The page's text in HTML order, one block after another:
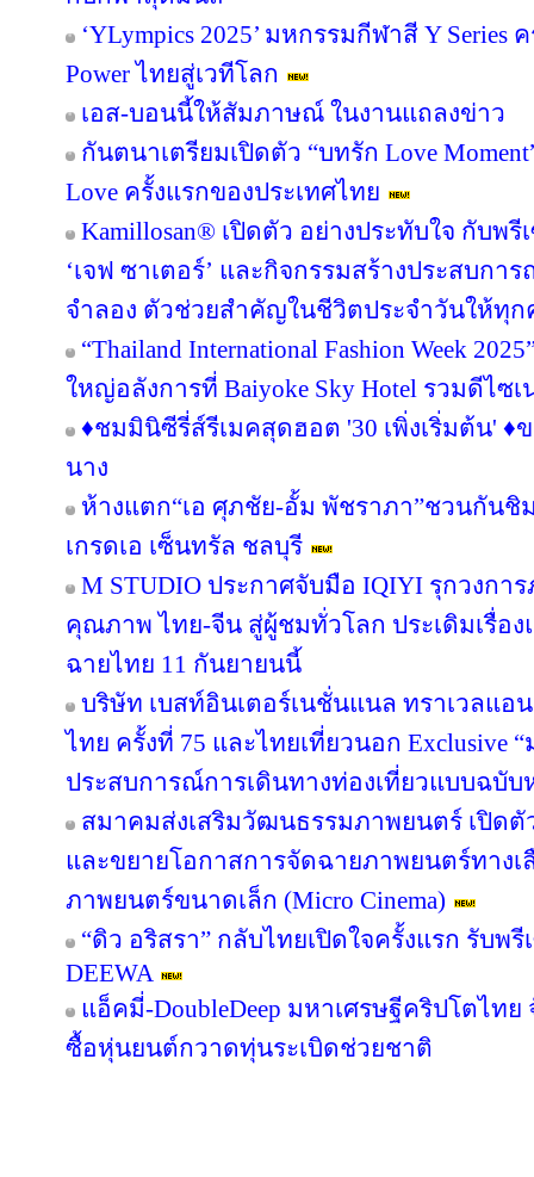
‘YLympics 2025’ มหกรรมกีฬาสี Y
Power ไทยสู่เวทีโลก
เอส-บอนนี้ให้สัมภาษณ์ ในงานแถลงข่าว
กันตนาเตรียมเปิดตัว “บทรัก Love
Love ครั้งแรกของประเทศไทย
Kamillosan® เปิดตัว อย่างประทับใจ กับพ
‘เจฟ ซาเตอร์’ และกิจกรรมสร้างประสบก
จำลอง ตัวช่วยสำคัญในชีวิตประจำวันให้ทุ
“Thailand International Fashion Week
ใหญ่อลังการที่ Baiyoke Sky Hotel รวมดีไซเ
♦️ชมมินิซีรี่ส์รีเมคสุดฮอต '30 เพิ่งเริ่มต้น' ♦️
นาง
ห้างแตก“เอ ศุภชัย-อั้ม พัชราภา”ชวนกันชิ
เกรดเอ เซ็นทรัล ชลบุรี
M STUDIO ประกาศจับมือ IQIYI รุกวงกา
คุณภาพ ไทย-จีน สู่ผู้ชมทั่วโลก ประเดิมเรื่องแร
ฉายไทย 11 กันยายนนี้
บริษัท เบสท์อินเตอร์เนชั่นแนล ทราเวลแอ
ไทย ครั้งที่ 75 และไทยเที่ยวนอก Exclusive
ประสบการณ์การเดินทางท่องเที่ยวแบบฉบั
สมาคมส่งเสริมวัฒนธรรมภาพยนตร์ เปิดตั
และขยายโอกาสการจัดฉายภาพยนตร์ทาง
ภาพยนตร์ขนาดเล็ก (Micro Cinema)
“ดิว อริสรา” กลับไทยเปิดใจครั้งแรก รับพ
DEEWA
แอ็คมี่-DoubleDeep มหาเศรษฐีคริปโตไท
ซื้อหุ่นยนต์กวาดทุ่นระเบิดช่วยชาติ